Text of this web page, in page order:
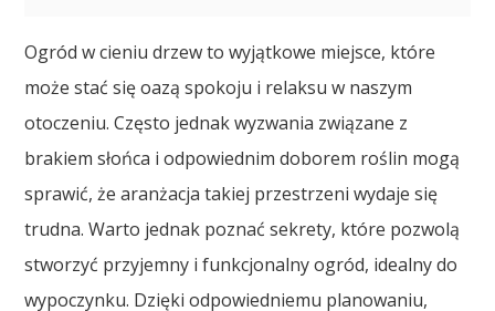
Ogród w cieniu drzew to wyjątkowe miejsce, które
może stać się oazą spokoju i relaksu w naszym
otoczeniu. Często jednak wyzwania związane z
brakiem słońca i odpowiednim doborem roślin mogą
sprawić, że aranżacja takiej przestrzeni wydaje się
trudna. Warto jednak poznać sekrety, które pozwolą
stworzyć przyjemny i funkcjonalny ogród, idealny do
wypoczynku. Dzięki odpowiedniemu planowaniu,